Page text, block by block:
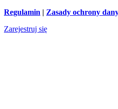
Regulamin | Zasady ochrony
Zarejestruj się